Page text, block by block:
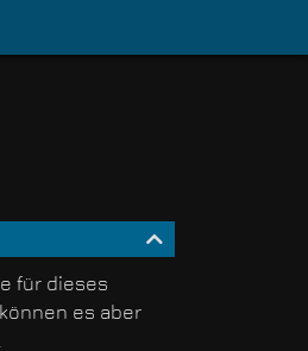
für dieses
es aber